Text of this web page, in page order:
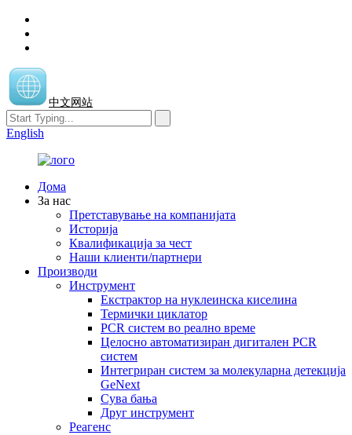
中文网站
English
Дома
За нас
Претставување на компанијата
Историја
Квалификација за чест
Наши клиенти/партнери
Производи
Инструмент
Екстрактор на нуклеинска киселина
Термички циклатор
PCR систем во реално време
Целосно автоматизиран дигитален PCR
систем
Интегриран систем за молекуларна детекција
GeNext
Сува бања
Друг инструмент
Реагенс